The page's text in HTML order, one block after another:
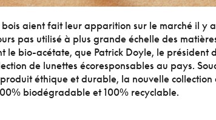
aient fait leur apparition sur le marché il y
pas utilisé à plus grande échelle des
le bio-acétate, que Patrick Doyle, le président
de lunettes écoresponsables au pays.
éthique et durable, la nouvelle
biodégradable et 100% recyclable.